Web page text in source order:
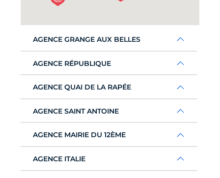
AGENCE GRANGE AUX BELLES
AGENCE RÉPUBLIQUE
AGENCE QUAI DE LA RAPÉE
AGENCE SAINT ANTOINE
AGENCE MAIRIE DU 12ÈME
AGENCE ITALIE